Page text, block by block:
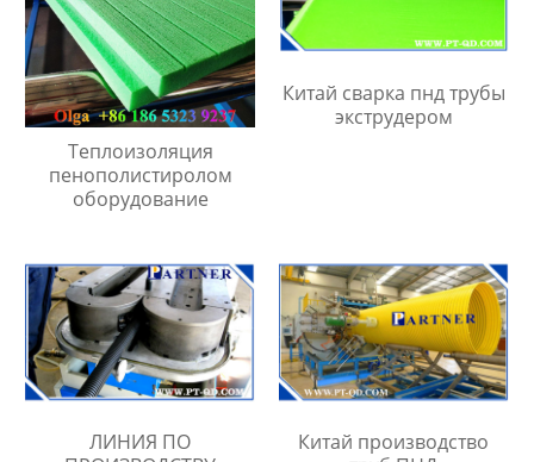
Теплоизоляция
пенополистиролом
оборудование
Китай сварка пнд трубы
экструдером
ЛИНИЯ ПО
Китай производство